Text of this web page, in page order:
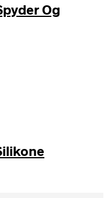
kr..
Og